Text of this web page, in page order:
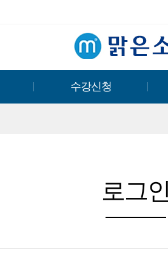
수강신청
로그인